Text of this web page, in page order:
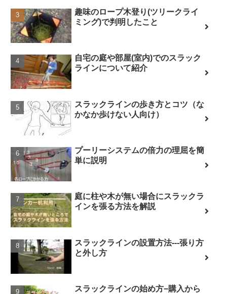
趣味のロープ木登り(ツリークライ
ミング)で判明したこと
自宅の庭や部屋(室内)でのスラック
ラインについて紹介
スラックラインの歩き方とコツ（な
かなか歩けない人向け）
プーリーシステムの倍力の理屈を簡
単に説明
庭に柱や木が無い場合にスラックラ
インを張る方法を解説
スラックラインの設置方法---張り方
と外し方
スラックラインの始め方−購入から